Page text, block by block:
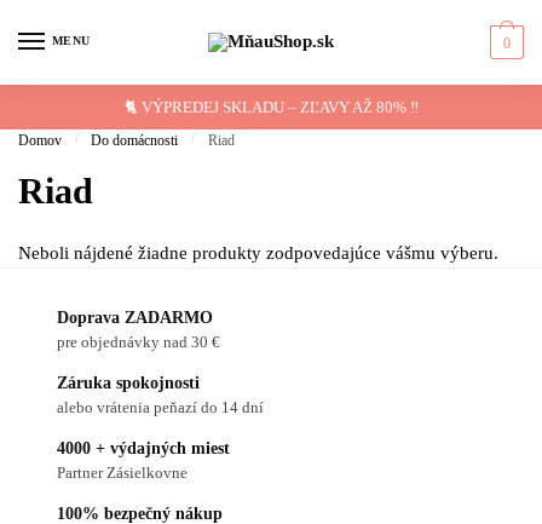
MENU 0
🐈 VÝPREDEJ SKLADU – ZĽAVY AŽ 80% ‼️
Domov / Do domácnosti / Riad
Riad
Neboli nájdené žiadne produkty zodpovedajúce vášmu výberu.
Doprava ZADARMO
pre objednávky nad 30 €
Záruka spokojnosti
alebo vrátenia peňazí do 14 dní
4000 + výdajných miest
Partner Zásielkovne
100% bezpečný nákup